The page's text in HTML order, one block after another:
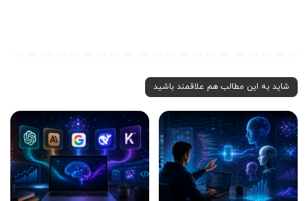
شاید به این مطالب هم علاقمند باشید